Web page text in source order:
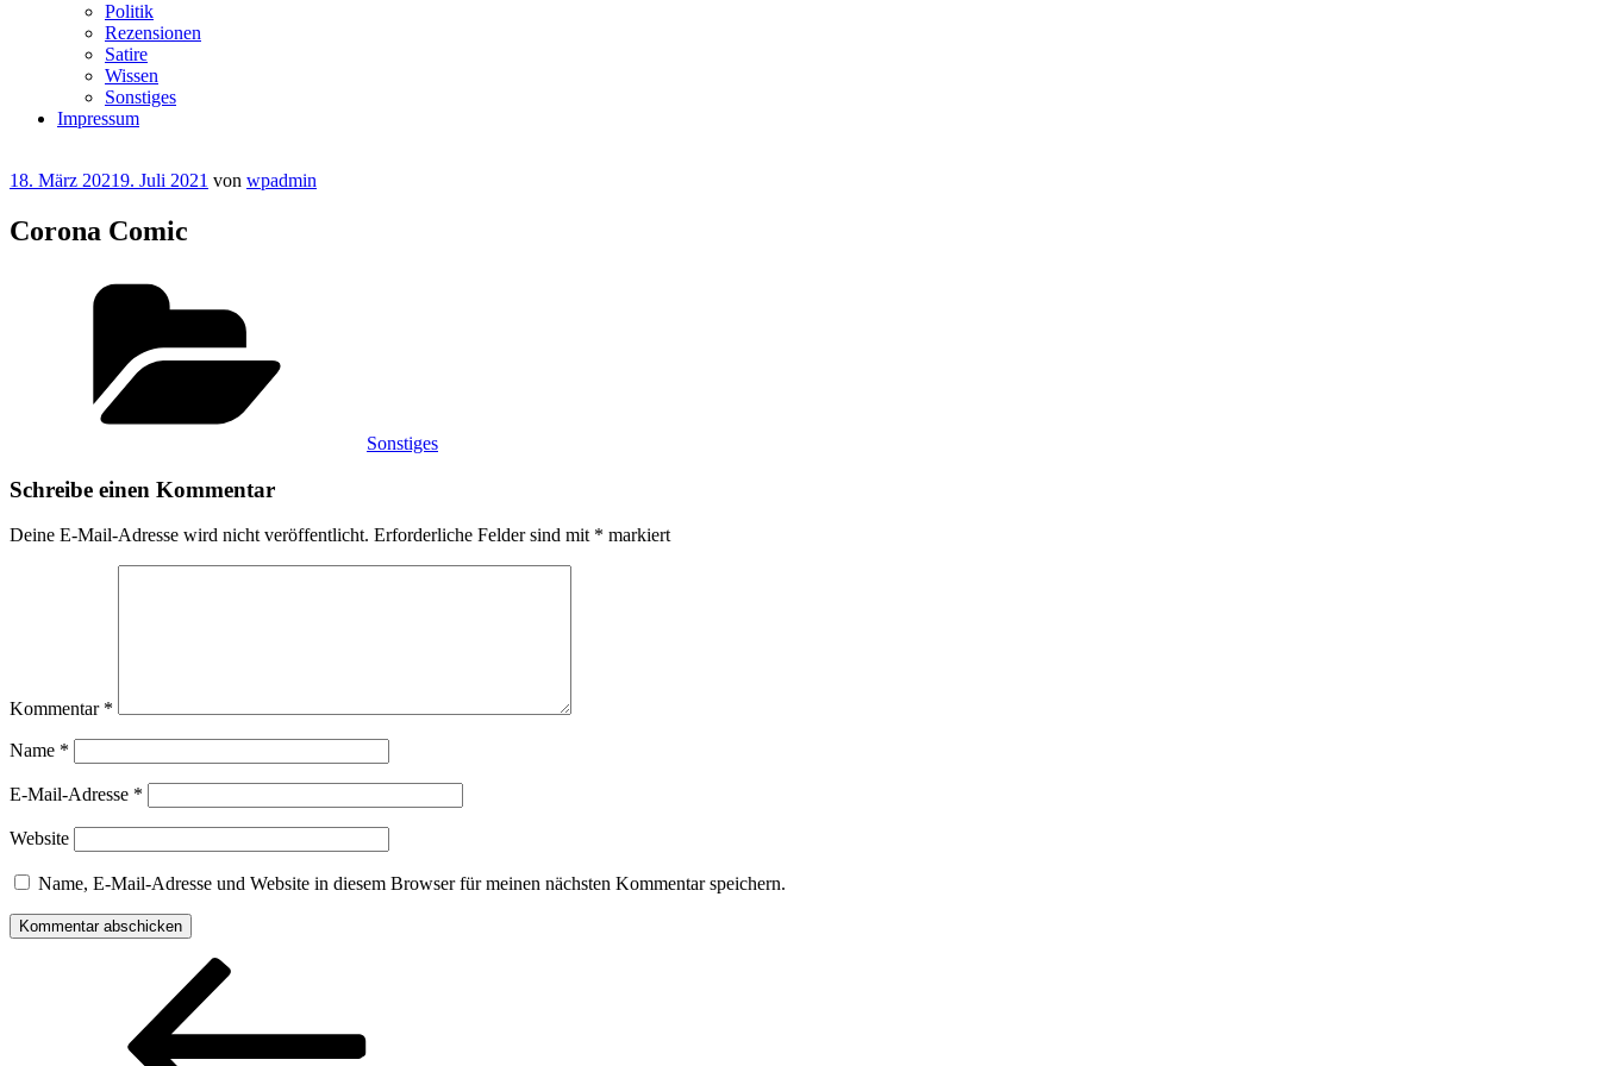
Politik
Rezensionen
Satire
Wissen
Sonstiges
Impressum
Veröffentlicht
18. März 20219. Juli 2021 von wpadmin
Corona Comic
Sonstiges
Schreibe einen Kommentar
Deine E-Mail-Adresse wird nicht veröffentlicht. Erforderliche Felder sind mit * markiert
Kommentar *
Name *
E-Mail-Adresse *
Website
Name, E-Mail-Adresse und Website in diesem Browser für meinen nächsten Kommentar speichern.
Beitragsnavigation